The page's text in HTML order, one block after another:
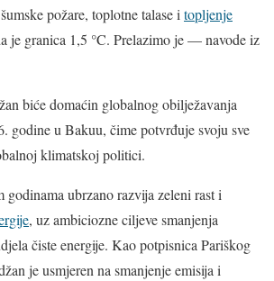
požare, toplotne talase itopljenje
je granica 1,5 °C. Prelazimo je — navode iz
biće domaćin globalnog obilježavanja
godine u Bakuu, čime potvrđuje svoju sve
klimatskoj politici.
ubrzano razvija zeleni rast i
, uz ambiciozne ciljeve smanjenja
čiste energije. Kao potpisnica Pariškog
je usmjeren na smanjenje emisija i